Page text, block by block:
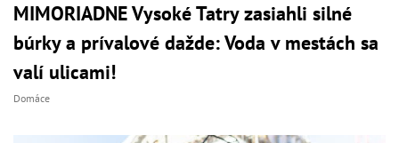
MIMORIADNE Vysoké Tatry zasiahli silné
búrky a prívalové dažde: Voda v mestách sa
valí ulicami!
Domáce